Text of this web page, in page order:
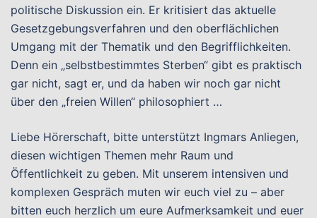
politische Diskussion ein. Er kritisiert das aktuelle
Gesetzgebungsverfahren und den oberflächlichen
Umgang mit der Thematik und den Begrifflichkeiten.
Denn ein „selbstbestimmtes Sterben“ gibt es praktisch
gar nicht, sagt er, und da haben wir noch gar nicht
über den „freien Willen“ philosophiert …
Liebe Hörerschaft, bitte unterstützt Ingmars Anliegen,
diesen wichtigen Themen mehr Raum und
Öffentlichkeit zu geben. Mit unserem intensiven und
komplexen Gespräch muten wir euch viel zu – aber
bitten euch herzlich um eure Aufmerksamkeit und euer